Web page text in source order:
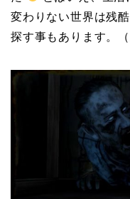
変わりない世界は残
探す事もあります。